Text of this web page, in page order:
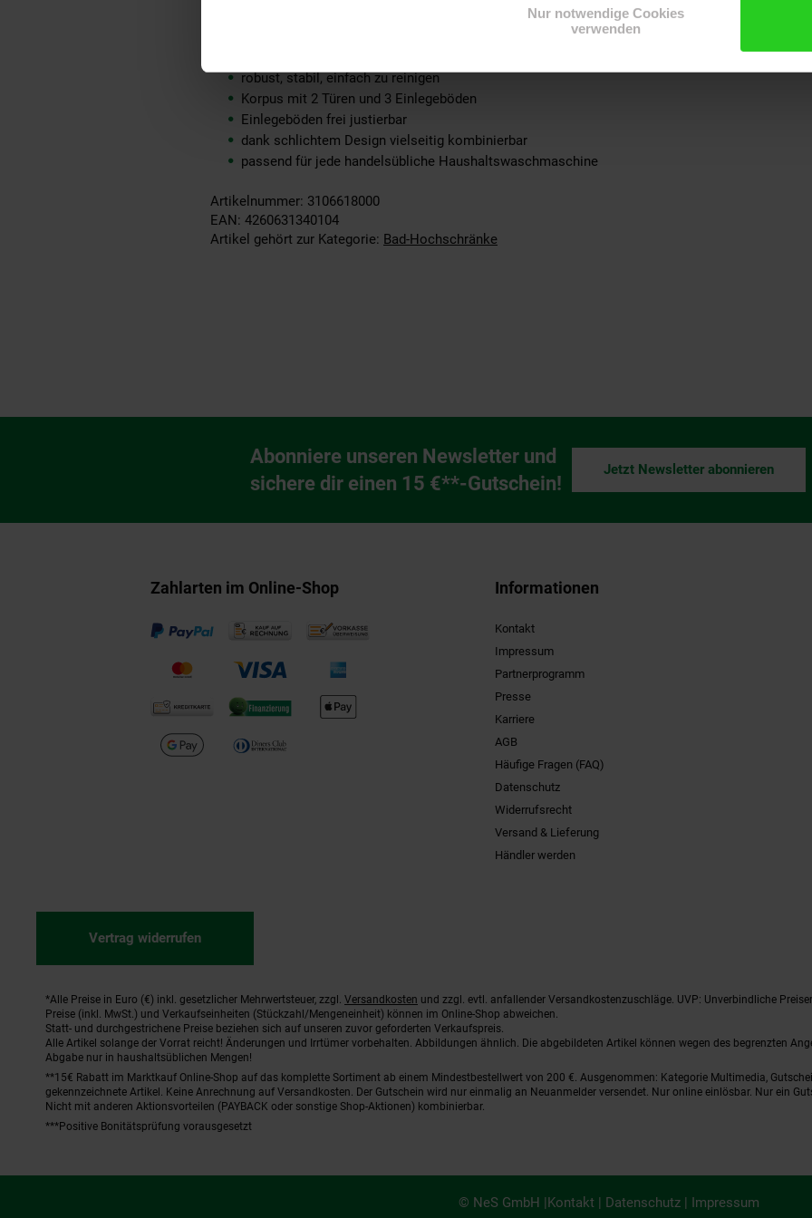
Nur notwendige Cookies
verwenden
robust, stabil, einfach zu reinigen
Korpus mit 2 Türen und 3 Einlegeböden
Einlegeböden frei justierbar
dank schlichtem Design vielseitig kombinierbar
passend für jede handelsübliche Haushaltswaschmaschine
Artikelnummer: 3106618000
EAN: 4260631340104
Artikel gehört zur Kategorie: Bad-Hochschränke
Newsletter Anmeldung
Abonniere unseren Newsletter und
sichere dir einen 15 €**-Gutschein!
Jetzt Newsletter abonnieren
Zahlarten im Online-Shop Informationen
Kontakt
Impressum
Partnerprogramm
Presse
Karriere
AGB
Häufige Fragen (FAQ)
Datenschutz
Widerrufsrecht
Versand & Lieferung
Händler werden
Vertrag widerrufen
Fußnoten
*Alle Preise in Euro (€) inkl. gesetzlicher Mehrwertsteuer, zzgl. Versandkosten und zzgl. evtl. anfallender Versandkostenzuschläge. UVP: Unverbindliche
Preise (inkl. MwSt.) und Verkaufseinheiten (Stückzahl/Mengeneinheit) können im Online-Shop abweichen.
Statt- und durchgestrichene Preise beziehen sich auf unseren zuvor geforderten Verkaufspreis.
Alle Artikel solange der Vorrat reicht! Änderungen und Irrtümer vorbehalten. Abbildungen ähnlich. Die abgebildeten Artikel können wegen des begrenzten
Abgabe nur in haushaltsüblichen Mengen!
**15€ Rabatt im Marktkauf Online-Shop auf das komplette Sortiment ab einem Mindestbestellwert von 200 €. Ausgenommen: Kategorie Multimedia,
gekennzeichnete Artikel. Keine Anrechnung auf Versandkosten. Der Gutschein wird nur einmalig an Neuanmelder versendet. Nur online einlösbar. Nur ein
Nicht mit anderen Aktionsvorteilen (PAYBACK oder sonstige Shop-Aktionen) kombinierbar.
***Positive Bonitätsprüfung vorausgesetzt
© NeS GmbH | Kontakt Datenschutz Impressum